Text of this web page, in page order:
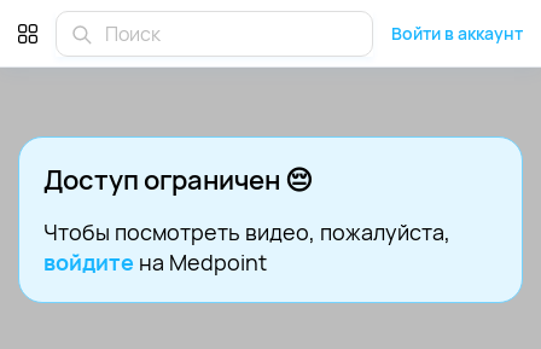
Войти в аккаунт
Доступ ограничен 😔
Чтобы посмотреть видео, пожалуйста,
войдите на Medpoint